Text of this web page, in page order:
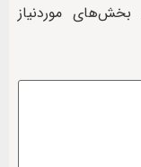
بخش‌های موردنیاز